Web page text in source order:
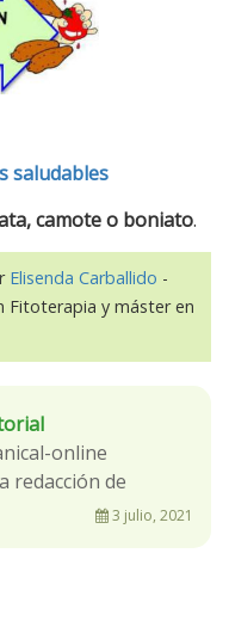
saludables
camote o boniato.
Elisenda Carballido -
Fitoterapia y máster en
online
redacción de
3 julio, 2021